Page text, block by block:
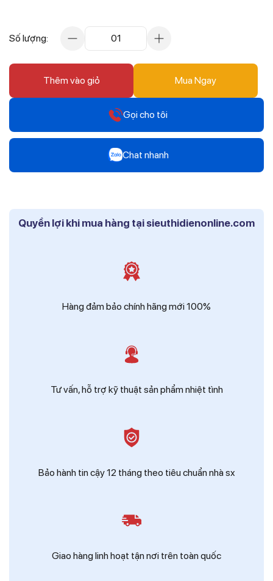
Số lượng: 01
Thêm vào giỏ Mua Ngay
Gọi cho tôi
0916 804 808
Chat nhanh
Mr Trâm - Điện Thái Dương
Quyền lợi khi mua hàng tại sieuthidienonline.com
Hàng đảm bảo chính hãng mới 100%
Tư vấn, hỗ trợ kỹ thuật sản phẩm nhiệt tình
Bảo hành tin cậy 12 tháng theo tiêu chuẩn nhà sx
Giao hàng linh hoạt tận nơi trên toàn quốc